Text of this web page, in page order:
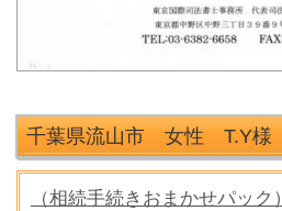
千葉県流山市 女性 T.Y様
（相続手続きおまかせパック）